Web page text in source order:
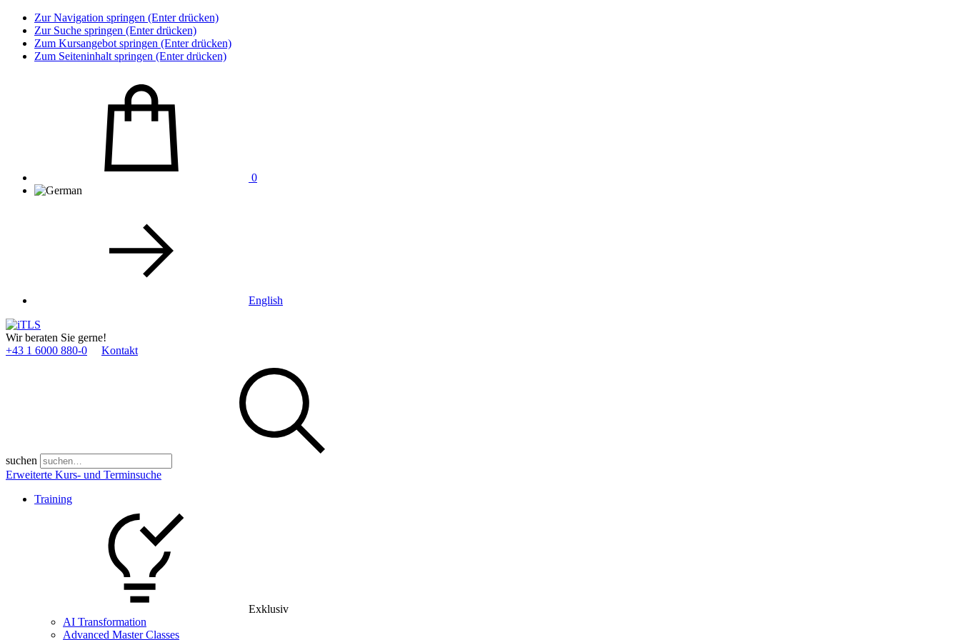
Zur Navigation springen (Enter drücken)
Zur Suche springen (Enter drücken)
Zum Kursangebot springen (Enter drücken)
Zum Seiteninhalt springen (Enter drücken)
0
English
Wir beraten Sie gerne!
+43 1 6000 880­-0
Kontakt
suchen
Erweiterte Kurs- und Terminsuche
Training
Exklusiv
AI Transformation
Advanced Master Classes